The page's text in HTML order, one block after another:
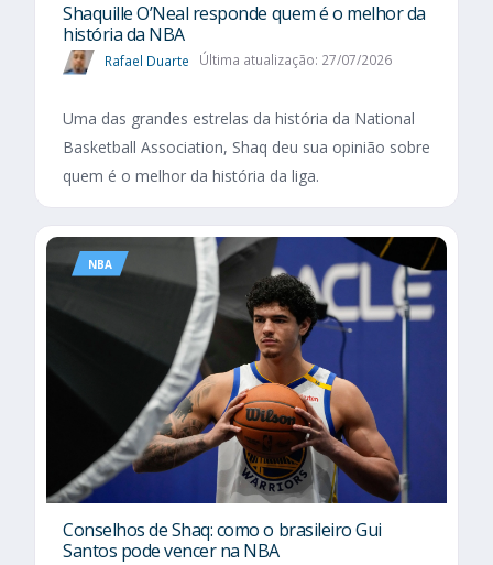
Shaquille O’Neal responde quem é o melhor da
história da NBA
Rafael Duarte Última atualização: 27/07/2026
Uma das grandes estrelas da história da National
Basketball Association, Shaq deu sua opinião sobre
quem é o melhor da história da liga.
NBA
Conselhos de Shaq: como o brasileiro Gui
Santos pode vencer na NBA